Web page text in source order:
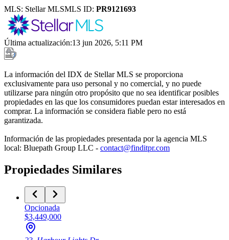
MLS: Stellar MLSMLS ID: PR9121693
Última actualización:13 jun 2026, 5:11 PM
La información del IDX de Stellar MLS se proporciona
exclusivamente para uso personal y no comercial, y no puede
utilizarse para ningún otro propósito que no sea identificar posibles
propiedades en las que los consumidores puedan estar interesados en
comprar. La información se considera fiable pero no está
garantizada.
Información de las propiedades presentada por la agencia MLS
local: Bluepath Group LLC - contact@finditpr.com
Propiedades Similares
Opcionada
$3,449,000